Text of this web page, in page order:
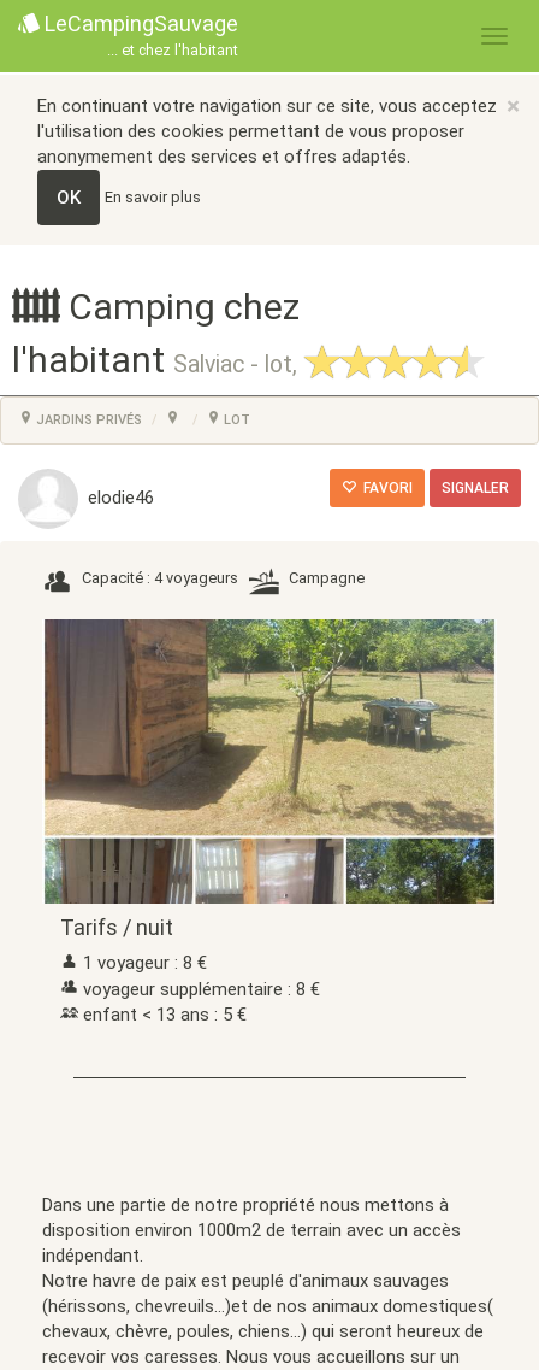
LeCampingSauvage
... et chez l'habitant
×
En continuant votre navigation sur ce site, vous acceptez
l'utilisation des cookies permettant de vous proposer
anonymement des services et offres adaptés.
OK
En savoir plus
Camping chez
l'habitant Salviac - lot,
JARDINS PRIVÉS LOT
elodie46 FAVORI SIGNALER
Capacité : 4 voyageurs Campagne
Tarifs / nuit
1 voyageur : 8 €
voyageur supplémentaire : 8 €
enfant < 13 ans : 5 €
Dans une partie de notre propriété nous mettons à
disposition environ 1000m2 de terrain avec un accès
indépendant.
Notre havre de paix est peuplé d'animaux sauvages
(hérissons, chevreuils...)et de nos animaux domestiques(
chevaux, chèvre, poules, chiens...) qui seront heureux de
recevoir vos caresses. Nous vous accueillons sur un